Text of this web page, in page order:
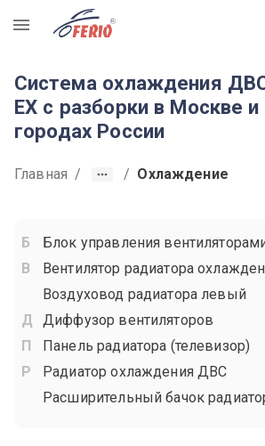
R
Система охлаждения
EX с разборки в Москве и
городах России
Главная / / Охлаждение
Блок управления
Вентилятор радиатора
Воздуховод радиатора левый
Диффузор вентиляторов
Панель радиатора (телевизор)
Радиатор охлаждения ДВС
Расширительный бачок